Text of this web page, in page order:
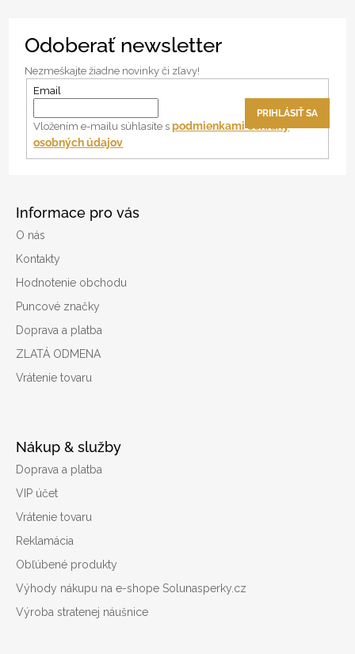
Informace pro vás
O nás
Kontakty
Hodnotenie obchodu
Puncové značky
Doprava a platba
ZLATÁ ODMENA
Vrátenie tovaru
Nákup & služby
Doprava a platba
VIP účet
Vrátenie tovaru
Reklamácia
Obľúbené produkty
Výhody nákupu na e-shope Solunasperky.cz
Výroba stratenej náušnice
Odoberať newsletter
Nezmeškajte žiadne novinky či zľavy!
Email
Vložením e-mailu súhlasíte spodmienkami ochrany
osobných údajov
PRIHLÁSIŤ SA